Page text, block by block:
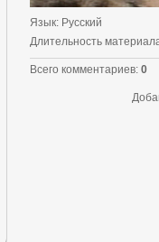
Язык: Русский
Длительность
Всего комментариев: 0